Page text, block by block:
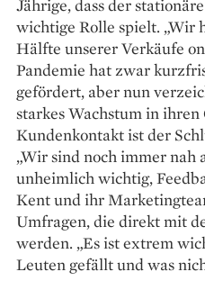
Jährige, dass der
wichtige Rolle spielt. „Wir
Hälfte unserer Verkäufe
Pandemie hat zwar
gefördert, aber nun
starkes Wachstum in
Kundenkontakt ist der
„Wir sind noch immer nah
unheimlich wichtig,
Kent und ihr
Umfragen, die direkt mit
werden. „Es ist extrem
Leuten gefällt und was